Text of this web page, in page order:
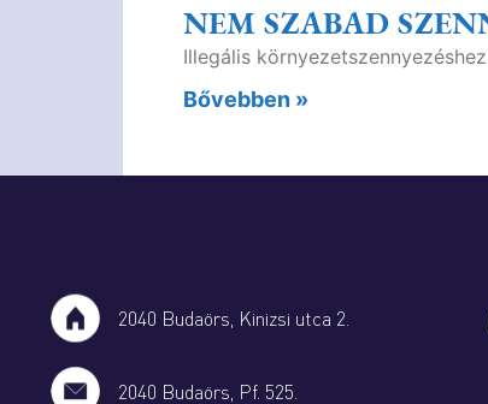
NEM SZABAD
Illegális
Bővebben »
2040 Budaörs, Kinizsi utca 2.
2040 Budaörs, Pf. 525.